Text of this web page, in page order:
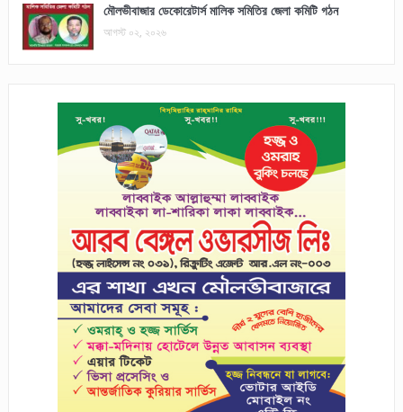
মৌলভীবাজার ডেকোরেটার্স মালিক সমিতির জেলা কমিটি গঠন
আগস্ট ০২, ২০২৬